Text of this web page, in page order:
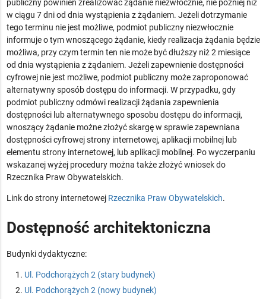
publiczny powinien zrealizować żądanie niezwłocznie, nie później niż
w ciągu 7 dni od dnia wystąpienia z żądaniem. Jeżeli dotrzymanie
tego terminu nie jest możliwe, podmiot publiczny niezwłocznie
informuje o tym wnoszącego żądanie, kiedy realizacja żądania będzie
możliwa, przy czym termin ten nie może być dłuższy niż 2 miesiące
od dnia wystąpienia z żądaniem. Jeżeli zapewnienie dostępności
cyfrowej nie jest możliwe, podmiot publiczny może zaproponować
alternatywny sposób dostępu do informacji. W przypadku, gdy
podmiot publiczny odmówi realizacji żądania zapewnienia
dostępności lub alternatywnego sposobu dostępu do informacji,
wnoszący żądanie możne złożyć skargę w sprawie zapewniana
dostępności cyfrowej strony internetowej, aplikacji mobilnej lub
elementu strony internetowej, lub aplikacji mobilnej. Po wyczerpaniu
wskazanej wyżej procedury można także złożyć wniosek do
Rzecznika Praw Obywatelskich.
Link do strony internetowej Rzecznika Praw Obywatelskich.
Dostępność architektoniczna
Budynki dydaktyczne:
Ul. Podchorążych 2 (stary budynek)
Ul. Podchorążych 2 (nowy budynek)